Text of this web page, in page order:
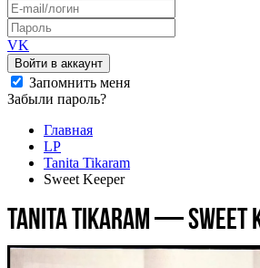
VK
Войти в аккаунт
Запомнить меня
Забыли пароль?
Главная
LP
Tanita Tikaram
Sweet Keeper
Tanita Tikaram — Sweet